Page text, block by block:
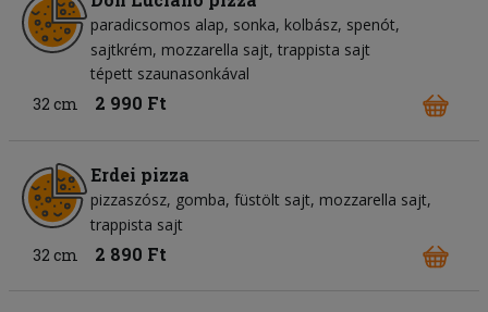
paradicsomos alap sonka kolbász spenót
sajtkrém mozzarella sajt trappista sajt
tépett szaunasonkával
32 cm
2 990 Ft
Erdei pizza
pizzaszósz gomba füstölt sajt mozzarella sajt
trappista sajt
32 cm
2 890 Ft